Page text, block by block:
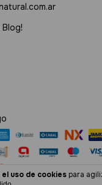
uso de cookies para
Blog!